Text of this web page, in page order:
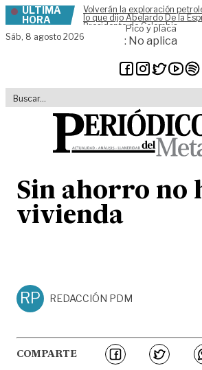
Skip to content
ÚLTIMA
HORA
Volverán la exploración
lo que dijo Abelardo De la
Presidente de Colombia
Sáb, 8 agosto 2026
Pico y placa
: No aplica
Sin ahorro no
vivienda
RP REDACCIÓN PDM
COMPARTE